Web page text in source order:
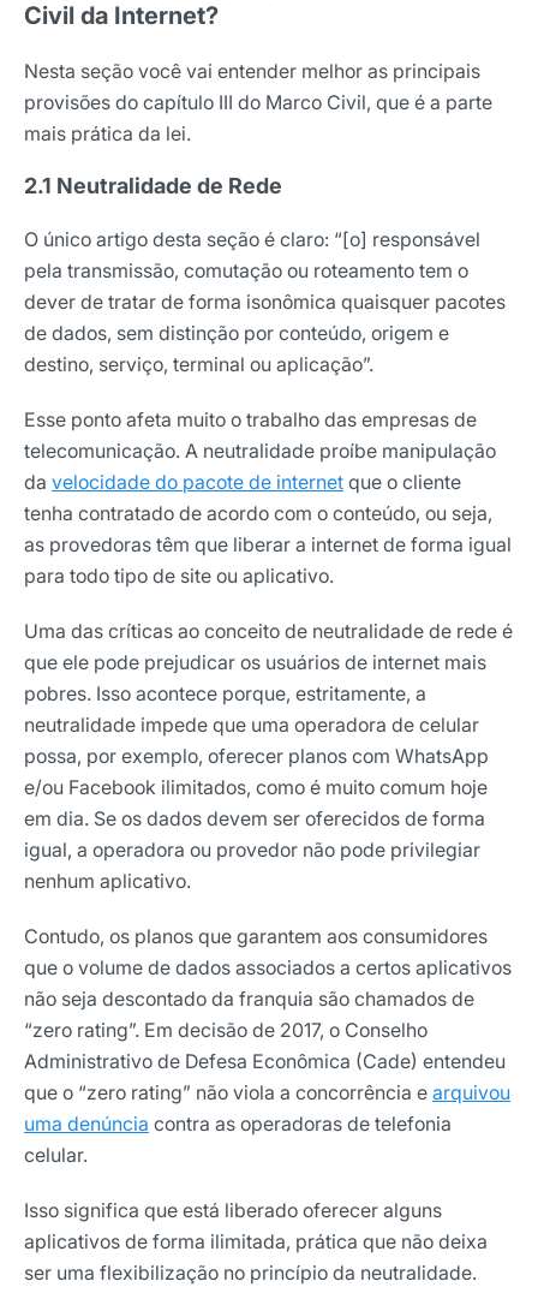
Civil da Internet?
Nesta seção você vai entender melhor as principais
provisões do capítulo III do Marco Civil, que é a parte
mais prática da lei.
2.1 Neutralidade de Rede
O único artigo desta seção é claro: “[o] responsável
pela transmissão, comutação ou roteamento tem o
dever de tratar de forma isonômica quaisquer pacotes
de dados, sem distinção por conteúdo, origem e
destino, serviço, terminal ou aplicação”.
Esse ponto afeta muito o trabalho das empresas de
telecomunicação. A neutralidade proíbe manipulação
da velocidade do pacote de internet que o cliente
tenha contratado de acordo com o conteúdo, ou seja,
as provedoras têm que liberar a internet de forma igual
para todo tipo de site ou aplicativo.
Uma das críticas ao conceito de neutralidade de rede é
que ele pode prejudicar os usuários de internet mais
pobres. Isso acontece porque, estritamente, a
neutralidade impede que uma operadora de celular
possa, por exemplo, oferecer planos com WhatsApp
e/ou Facebook ilimitados, como é muito comum hoje
em dia. Se os dados devem ser oferecidos de forma
igual, a operadora ou provedor não pode privilegiar
nenhum aplicativo.
Contudo, os planos que garantem aos consumidores
que o volume de dados associados a certos aplicativos
não seja descontado da franquia são chamados de
“zero rating”. Em decisão de 2017, o Conselho
Administrativo de Defesa Econômica (Cade) entendeu
que o “zero rating” não viola a concorrência e arquivou
uma denúncia contra as operadoras de telefonia
celular.
Isso significa que está liberado oferecer alguns
aplicativos de forma ilimitada, prática que não deixa
ser uma flexibilização no princípio da neutralidade.